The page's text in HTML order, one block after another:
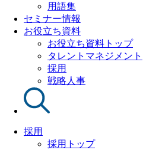
用語集
セミナー情報
お役立ち資料
お役立ち資料トップ
タレントマネジメント
採用
戦略人事
採用
採用トップ